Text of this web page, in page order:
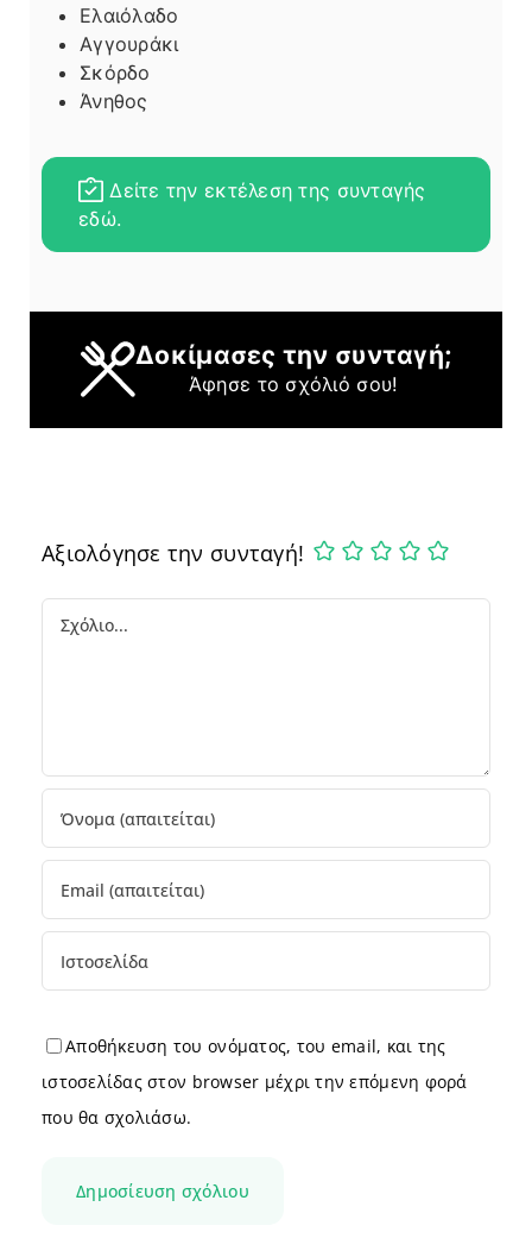
Ελαιόλαδο
Αγγουράκι
Σκόρδο
Άνηθος
Δείτε την εκτέλεση της συνταγής
εδώ.
Δοκίμασες την συνταγή;
Άφησε το σχόλιό σου!
Αξιολόγησε την συνταγή!
Comment
Αποθήκευση του ονόματος, του email, και της
ιστοσελίδας στον browser μέχρι την επόμενη φορά
που θα σχολιάσω.